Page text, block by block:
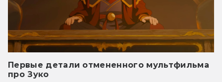
Первые детали отмененного мультфильма
про Зуко